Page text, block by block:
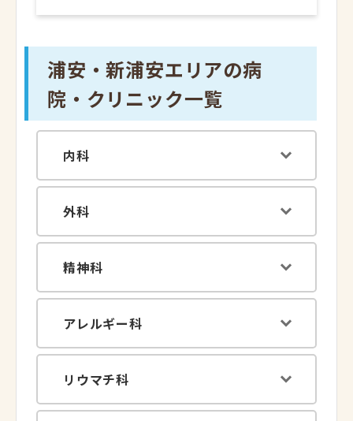
浦安・新浦安エリアの病
院・クリニック一覧
内科
外科
精神科
アレルギー科
リウマチ科